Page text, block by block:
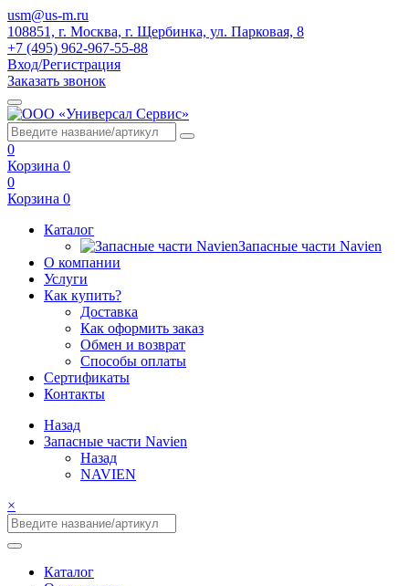
usm@us-m.ru
108851, г. Москва, г. Щербинка, ул. Парковая, 8
+7 (495) 962-967-55-88
Вход/Регистрация
Заказать звонок
0
Корзина 0
0
Корзина 0
Каталог
Запасные части Navien
О компании
Услуги
Как купить?
Доставка
Как оформить заказ
Обмен и возврат
Способы оплаты
Сертификаты
Контакты
Назад
Запасные части Navien
Назад
NAVIEN
×
Каталог